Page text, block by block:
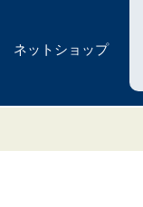
ネットショップ